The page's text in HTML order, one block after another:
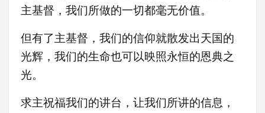
主基督，我们所做的一切都毫无价值。
但有了主基督，我们的信仰就散发出天国的
光辉，我们的生命也可以映照永恒的恩典之
光。
求主祝福我们的讲台，让我们所讲的信息，